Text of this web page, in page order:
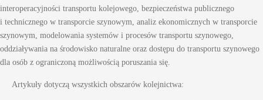
interoperacyjności transportu kolejowego, bezpieczeństwa publicznego
i technicznego w transporcie szynowym, analiz ekonomicznych w transporcie
szynowym, modelowania systemów i procesów transportu szynowego,
oddziaływania na środowisko naturalne oraz dostępu do transportu szynowego
dla osób z ograniczoną możliwością poruszania się.
Artykuły dotyczą wszystkich obszarów kolejnictwa: